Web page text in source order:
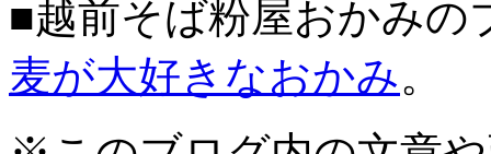
■越前そば粉屋おかみの
麦が大好きなおかみ。